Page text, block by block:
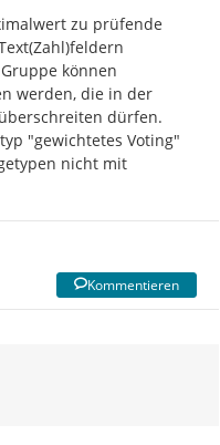
zu prüfende
können
werden, die in der
dürfen.
"gewichtetes Voting"
nicht mit
Kommentieren